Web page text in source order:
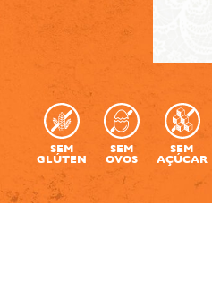
SEM
GLÚTEN
SEM
OVOS
SEM
AÇÚCAR